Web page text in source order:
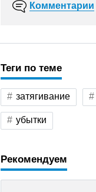
Комментарии
Теги по теме
затягивание
убытки
Рекомендуем